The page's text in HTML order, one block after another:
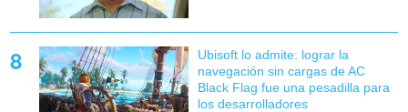
Ubisoft lo admite: lograr la
navegación sin cargas de AC
Black Flag fue una pesadilla para
los desarrolladores